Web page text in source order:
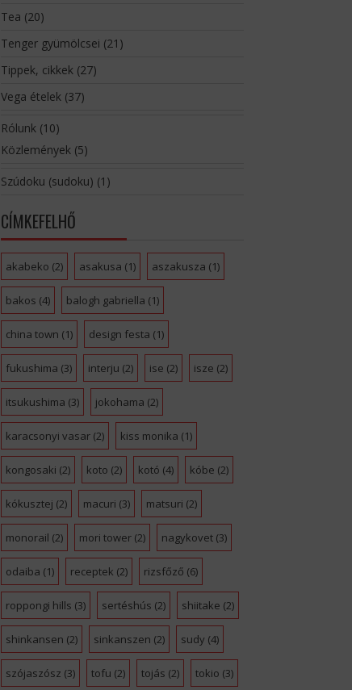
Tea (20)
Tenger gyümölcsei (21)
Tippek, cikkek(27)
Vega ételek(37)
Rólunk(10)
Közlemények(5)
Szúdoku (sudoku) (1)
CÍMKEFELHŐ
akabeko (2) asakusa (1) aszakusza (1)
bakos (4) balogh gabriella (1)
china town (1) design festa (1)
fukushima (3) interju (2) ise (2) isze (2)
itsukushima (3) jokohama (2)
karacsonyi vasar(2) kiss monika (1)
kongosaki (2) koto (2) kotó (4) kóbe (2)
kókusztej (2) macuri (3) matsuri (2)
monorail (2) mori tower(2) nagykovet(3)
odaiba (1) receptek (2) rizsfőző (6)
roppongi hills (3) sertéshús (2) shiitake (2)
shinkansen (2) sinkanszen (2) sudy (4)
szójaszósz (3) tofu (2) tojás (2) tokio (3)